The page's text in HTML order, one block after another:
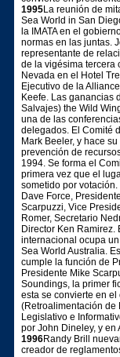
1995La reunión de
Sea World in San
la IMATA en el
normas en las juntas.
representante de
de la vigésima tercera
Nevada en el Hotel
Ejecutivo de la
Keefe. Las ganancias
Salvajes) the Wild
una de las
delegados. El Comité
Mark Beeler, y hace
prevención de
1994. Se forma el
primera vez que el
sometido por
Dave Force,
Scarpuzzi, Vice
Romer, Secretario
Director Ken Ramirez.
internacional ocupa
Sea World Australia.
cumple la función de
Presidente Mike
Soundings, la primer
esta se convierte en
(Retroalimentación de
Legislativo e
por John Dineley, y en
1996Randy Brill
creador de